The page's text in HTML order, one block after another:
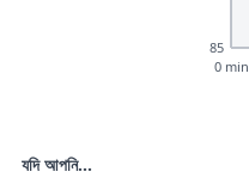
85
0 min
যদি আপনি...